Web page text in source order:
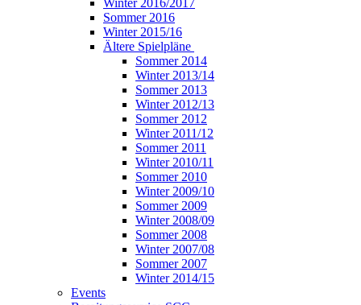
Winter 2016/2017
Sommer 2016
Winter 2015/16
Ältere Spielpläne
Sommer 2014
Winter 2013/14
Sommer 2013
Winter 2012/13
Sommer 2012
Winter 2011/12
Sommer 2011
Winter 2010/11
Sommer 2010
Winter 2009/10
Sommer 2009
Winter 2008/09
Sommer 2008
Winter 2007/08
Sommer 2007
Winter 2014/15
Events